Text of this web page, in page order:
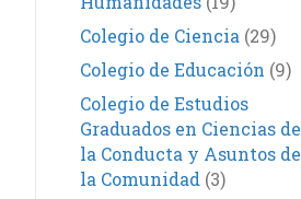
Colegio de Ciencia (29)
Colegio de Educación (9)
Colegio de Estudios
Graduados en Ciencias de
la Conducta y Asuntos de
la Comunidad (3)